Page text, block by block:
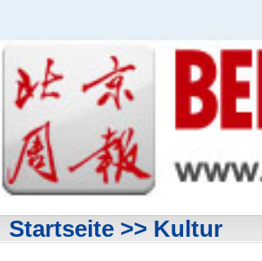
Startseite >> Kultur